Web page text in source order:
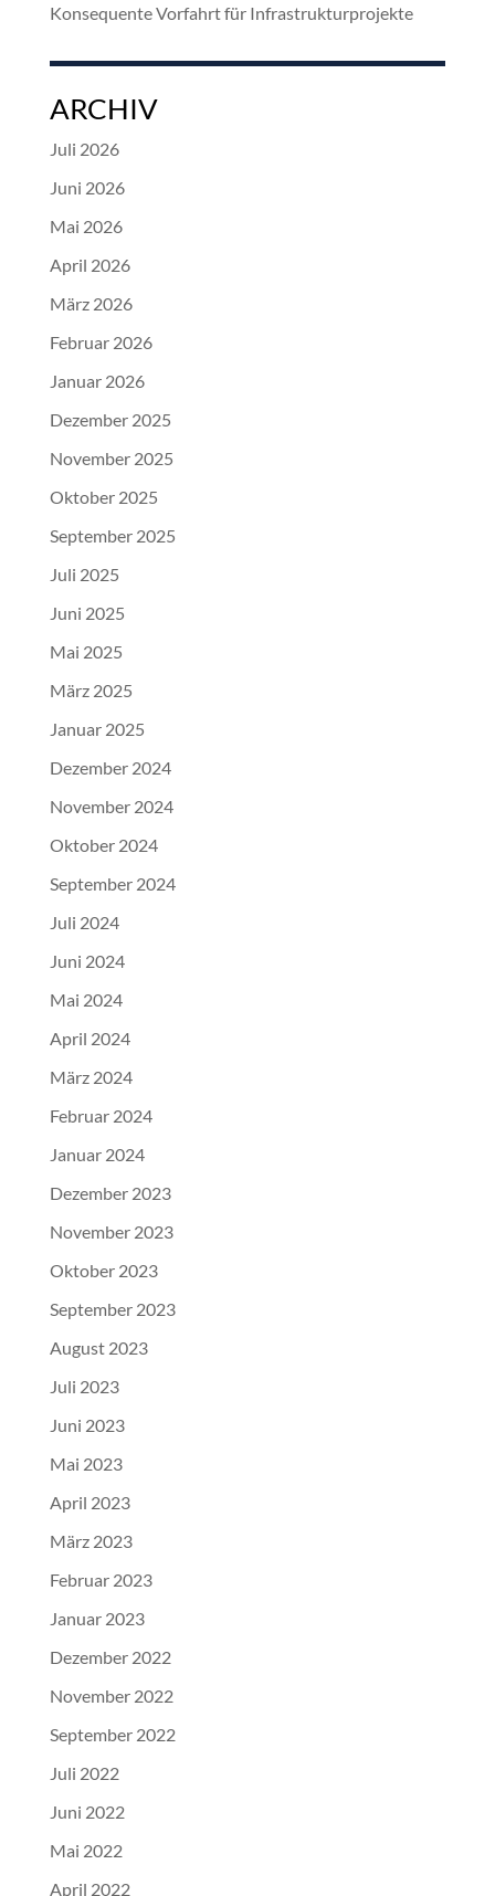
Konsequente Vorfahrt für Infrastrukturprojekte
ARCHIV
Juli 2026
Juni 2026
Mai 2026
April 2026
März 2026
Februar 2026
Januar 2026
Dezember 2025
November 2025
Oktober 2025
September 2025
Juli 2025
Juni 2025
Mai 2025
März 2025
Januar 2025
Dezember 2024
November 2024
Oktober 2024
September 2024
Juli 2024
Juni 2024
Mai 2024
April 2024
März 2024
Februar 2024
Januar 2024
Dezember 2023
November 2023
Oktober 2023
September 2023
August 2023
Juli 2023
Juni 2023
Mai 2023
April 2023
März 2023
Februar 2023
Januar 2023
Dezember 2022
November 2022
September 2022
Juli 2022
Juni 2022
Mai 2022
April 2022